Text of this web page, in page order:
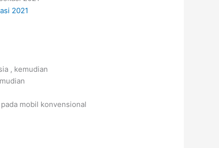
, kemudian
mobil konvensional